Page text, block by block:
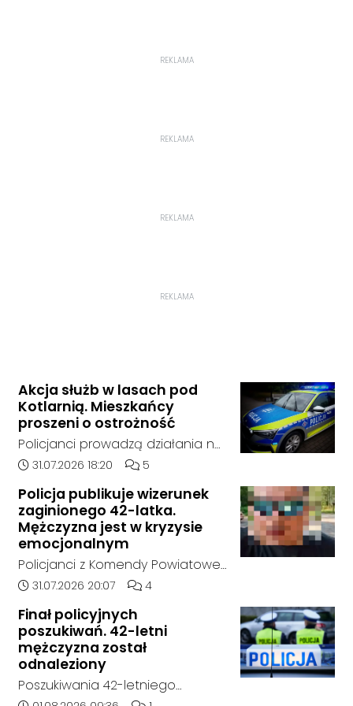
REKLAMA
REKLAMA
REKLAMA
REKLAMA
Akcja służb w lasach pod
Kotlarnią. Mieszkańcy
proszeni o ostrożność
Policjanci prowadzą działania na
terenie kompleksów leśnych w
nam się ustalić, funkcjonariusze
poszukują mężczyzny, który może
posiadać niebezpieczne
narzędzie, nieoficjalnie broń i
stanowić zagrożenie dla osób
postronnych.
Data dodania artykułu:
31.07.2026 18:20 Liczba komentarzy artykułu:
5
Policja publikuje wizerunek
zaginionego 42-latka.
Mężczyzna jest w kryzysie
emocjonalnym
Policjanci z Komendy Powiatowej
Policji w Kędzierzynie-Koźlu
który jest w kryzysie
emocjonalnym i może chcieć
targnąć się na swoje życie.
Ostatni raz był widziany 31 lipca
2026 w godzinach
Data dodania artykułu:
31.07.2026 20:07 Liczba komentarzy artykułu:
4
Finał policyjnych
poszukiwań. 42-letni
mężczyzna został
odnaleziony
Poszukiwania 42-letniego